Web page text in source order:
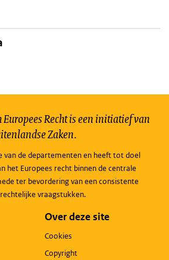
Recht is een initiatief van
Zaken.
van de departementen en heeft tot doel
het Europees recht binnen de centrale
ter bevordering van een consistente
vraagstukken.
Over deze site
Cookies
Copyright